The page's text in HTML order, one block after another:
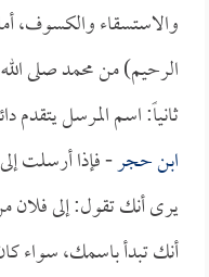
والاستسقاء والكسوف،
الرحيم) من محمد صلى
ثانياً: اسم المرسل يتقدم
ابن حجر- فإذا أرسلت
يرى أنك تقول: إلى فلان
أنك تبدأ باسمك، سواء